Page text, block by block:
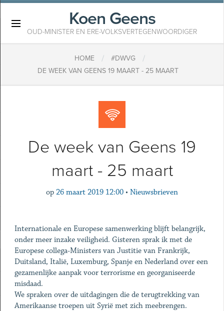
Koen Geens
OUD-MINISTER EN ERE-VOLKSVERTEGENWOORDIGER
HOME / #DWVG /
DE WEEK VAN GEENS 19 MAART - 25 MAART
De week van Geens 19
maart - 25 maart
op 26 maart 2019 12:00 • Nieuwsbrieven
Internationale en Europese samenwerking blijft belangrijk,
onder meer inzake veiligheid. Gisteren sprak ik met de
Europese collega-Ministers van Justitie van Frankrijk,
Duitsland, Italië, Luxemburg, Spanje en Nederland over een
gezamenlijke aanpak voor terrorisme en georganiseerde
misdaad.
We spraken over de uitdagingen die de terugtrekking van
Amerikaanse troepen uit Syrië met zich meebrengen.